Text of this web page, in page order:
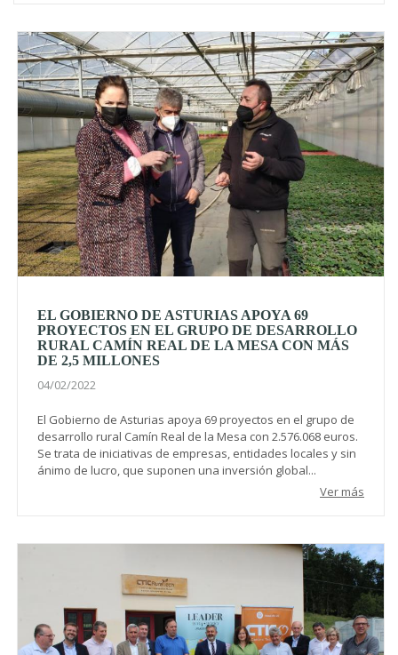
EL GOBIERNO DE ASTURIAS APOYA 69
PROYECTOS EN EL GRUPO DE DESARROLLO
RURAL CAMÍN REAL DE LA MESA CON MÁS
DE 2,5 MILLONES
04/02/2022
El Gobierno de Asturias apoya 69 proyectos en el grupo de
desarrollo rural Camín Real de la Mesa con 2.576.068 euros.
Se trata de iniciativas de empresas, entidades locales y sin
ánimo de lucro, que suponen una inversión global...
Ver más